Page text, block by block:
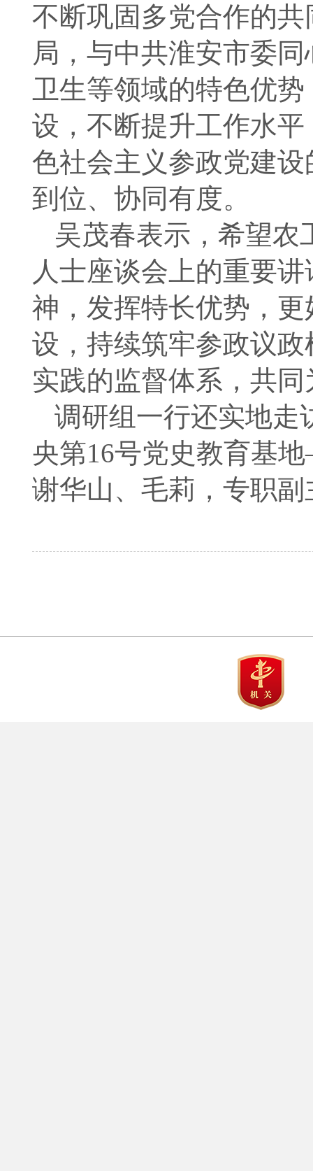
不断巩固多党合作的
局，与中共淮安市委
卫生等领域的特色优
设，不断提升工作水
色社会主义参政党建设
到位、协同有度。
吴茂春表示，希望农
人士座谈会上的重要
神，发挥特长优势，
设，持续筑牢参政议
实践的监督体系，共
调研组一行还实地走
央第16号党史教育基
谢华山、毛莉，专职